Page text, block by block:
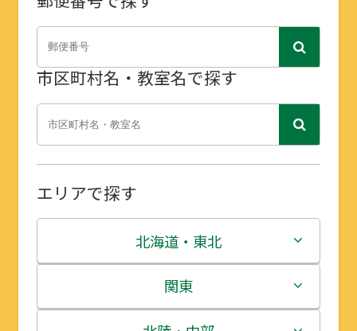
市区町村名・教室名で探す
エリアで探す
北海道・東北
北海道
関東